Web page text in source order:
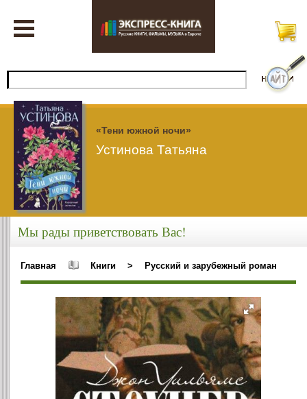
«Тени южной ночи»
Устинова Татьяна
Мы рады приветствовать Вас!
Главная Книги > Русский и зарубежный роман